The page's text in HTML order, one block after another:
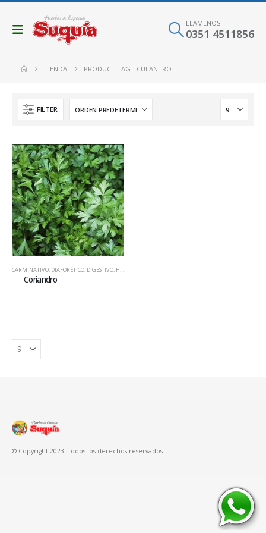
LLAMENOS
0351 4511856
TIENDA PRODUCT TAG - CULANTRO
FILTER
CARMINATIVO, DIAFORÉTICO, DIGESTIVO, HIERBAS
Coriandro
© Copyright 2023. Todos los derechos reservados.